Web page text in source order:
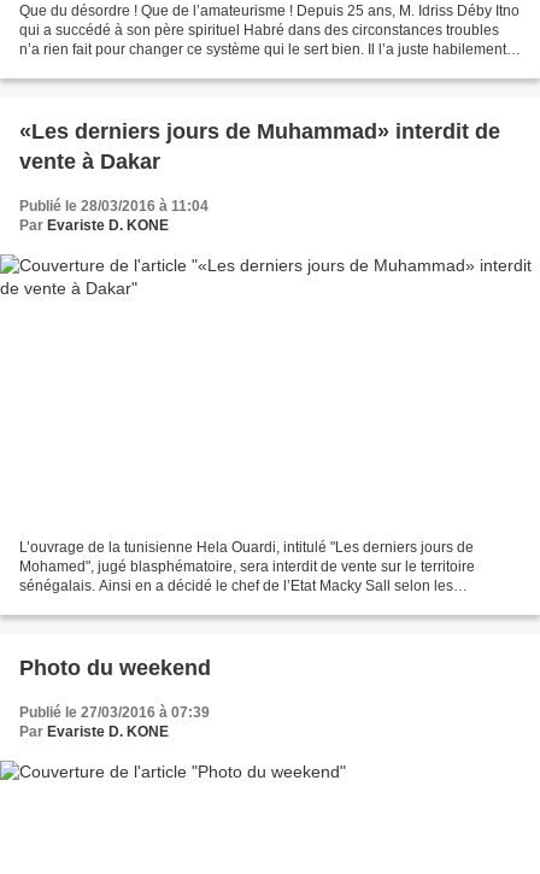
Que du désordre ! Que de l’amateurisme ! Depuis 25 ans, M. Idriss Déby Itno
qui a succédé à son père spirituel Habré dans des circonstances troubles
n’a rien fait pour changer ce système qui le sert bien. Il l’a juste habilement
«Les derniers jours de Muhammad» interdit de
vente à Dakar
Publié le 28/03/2016 à 11:04
Par Evariste D. KONE
L’ouvrage de la tunisienne Hela Ouardi, intitulé "Les derniers jours de
Mohamed", jugé blasphématoire, sera interdit de vente sur le territoire
sénégalais. Ainsi en a décidé le chef de l’Etat Macky Sall selon les
Photo du weekend
Publié le 27/03/2016 à 07:39
Par Evariste D. KONE